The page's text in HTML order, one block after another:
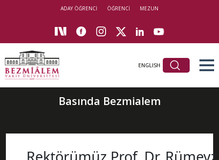
ADAY ÖĞRENCİ ÖĞRENCİ MEZUN
ENGLISH
Basında Bezmialem